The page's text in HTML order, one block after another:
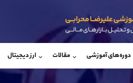
دوره‌های آموزشی مقالات ارز دیجیتال
شروع گفتگو واتساپ